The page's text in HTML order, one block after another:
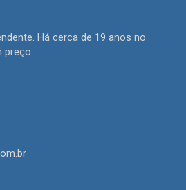
Há cerca de 19 anos no
preço.